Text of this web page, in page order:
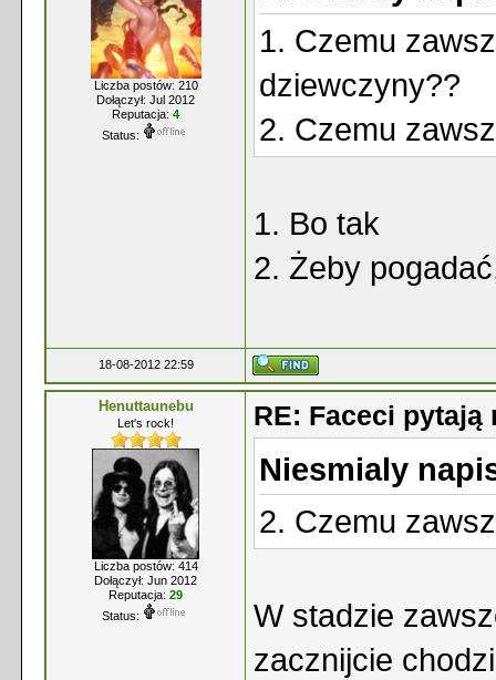
Liczba postów: 210
Dołączył: Jul 2012
Reputacja: 4
Status:
1. Czemu
dziewczyny??
2. Czemu
1. Bo tak
2. Żeby
18-08-2012 22:59
Henuttaunebu
Let's rock!
Liczba postów: 414
Dołączył: Jun 2012
Reputacja: 29
Status:
RE: Faceci pytają
Niesmialy
2. Czemu
W stadzie
zacznijcie